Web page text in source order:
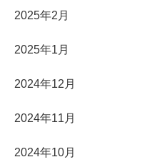
2025年2月
2025年1月
2024年12月
2024年11月
2024年10月